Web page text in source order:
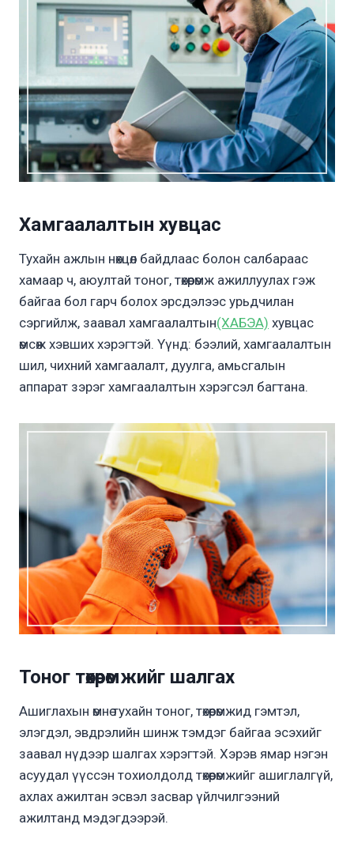
Хамгаалалтын хувцас
Тухайн ажлын нөхцөл байдлаас болон салбараас
хамаар ч, аюултай тоног, төхөөрөмж ажиллуулах гэж
байгаа бол гарч болох эрсдэлээс урьдчилан
сэргийлж, заавал хамгаалалтын(ХАБЭА) хувцас
өмсөж хэвших хэрэгтэй. Үүнд: бээлий, хамгаалалтын
шил, чихний хамгаалалт, дуулга, амьсгалын
аппарат зэрэг хамгаалалтын хэрэгсэл багтана.
Тоног төхөөрөмжийг шалгах
Ашиглахын өмнө тухайн тоног, төхөөрөмжид гэмтэл,
элэгдэл, эвдрэлийн шинж тэмдэг байгаа эсэхийг
заавал нүдээр шалгах хэрэгтэй. Хэрэв ямар нэгэн
асуудал үүссэн тохиолдолд төхөөрөмжийг ашиглалгүй,
ахлах ажилтан эсвэл засвар үйлчилгээний
ажилтанд мэдэгдээрэй.